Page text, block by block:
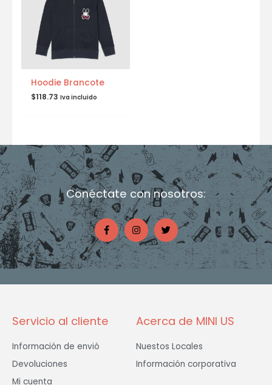
Hoodie Brancote
$118.73 Iva incluido
Conéctate con nosotros:
F
a
c
e
b
o
o
I
n
s
t
a
g
r
T
w
i
t
t
e
Servicio al cliente
Información de envió
Devoluciones
Mi cuenta
Acerca de MINI US
Nuestos Locales
Información corporativa